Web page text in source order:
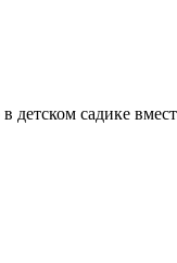
садике